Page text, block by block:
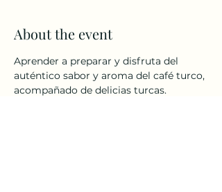
About the event
Aprender a preparar y disfruta del
auténtico sabor y aroma del café turco,
acompañado de delicias turcas.